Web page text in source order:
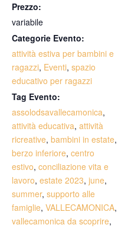
Prezzo:
variabile
Categorie Evento:
attività estiva per bambini e
ragazzi, Eventi, spazio
educativo per ragazzi
Tag Evento:
assolodsavallecamonica,
attività educativa, attività
ricreative, bambini in estate,
berzo inferiore, centro
estivo, conciliazione vita e
lavoro, estate 2023, june,
summer, supporto alle
famiglie, VALLECAMONICA,
vallecamonica da scoprire,